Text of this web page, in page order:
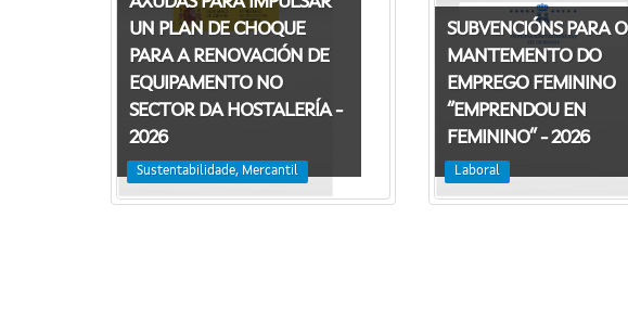
UN PLAN DE CHOQUE
PARA A RENOVACIÓN DE
EQUIPAMENTO NO
SECTOR DA HOSTALERÍA -
2026
Sustentabilidade, Mercantil
SUBVENCIÓNS PARA O
MANTEMENTO DO
EMPREGO FEMININO
“EMPRENDOU EN
FEMININO” - 2026
Laboral